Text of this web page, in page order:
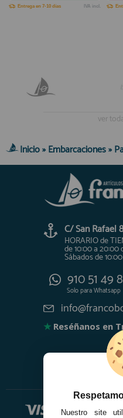
Entrega en 7-10 días IVA incl.
ver
Inicio»Embarcaciones»
C/ San Rafael
HORARIO de
de 10:00 a 20:00
Sábados de
910 51 49
Solo paraWhatsapp
★ Reséñanos en
Nuestro site